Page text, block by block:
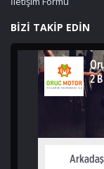
BİZİ TAKİP EDİN